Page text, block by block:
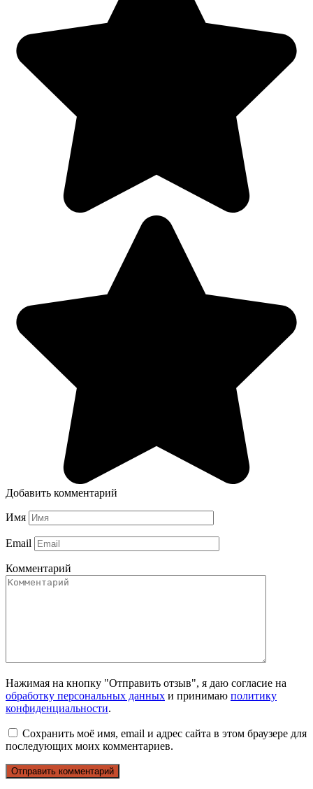
Добавить комментарий
Имя
Email
Комментарий
Нажимая на кнопку "Отправить отзыв", я даю согласие на
обработку персональных данных и принимаю политику
конфиденциальности.
Сохранить моё имя, email и адрес сайта в этом браузере для
последующих моих комментариев.